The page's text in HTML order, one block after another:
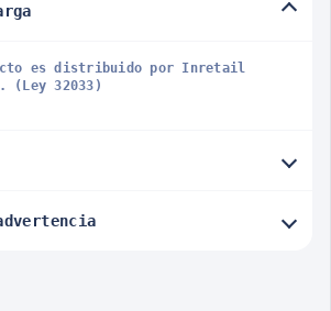
es distribuido por Inretail
(Ley 32033)